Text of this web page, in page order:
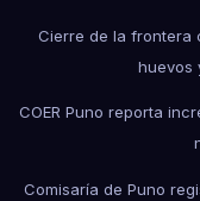
Cierre de la frontera
huevos
COER Puno reporta
Comisaría de Puno